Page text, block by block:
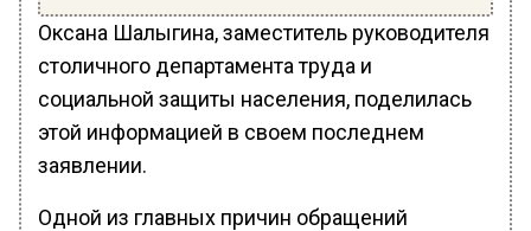
Оксана Шалыгина, заместитель руководителя
столичного департамента труда и
социальной защиты населения, поделилась
этой информацией в своем последнем
заявлении.
Одной из главных причин обращений